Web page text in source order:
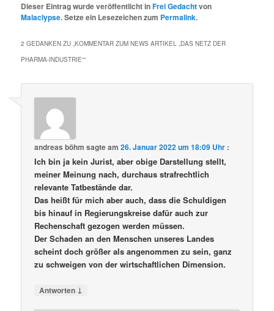
Dieser Eintrag wurde veröffentlicht inFrei Gedachtvon
Malaclypse. Setze ein Lesezeichen zum Permalink.
2 GEDANKEN ZU „KOMMENTAR ZUM NEWS ARTIKEL „DAS NETZ DER
PHARMA-INDUSTRIE““
andreas böhm sagte am26. Januar 2022 um 18:09 Uhr :
Ich bin ja kein Jurist, aber obige Darstellung stellt,
meiner Meinung nach, durchaus strafrechtlich
relevante Tatbestände dar.
Das heißt für mich aber auch, dass die Schuldigen
bis hinauf in Regierungskreise dafür auch zur
Rechenschaft gezogen werden müssen.
Der Schaden an den Menschen unseres Landes
scheint doch größer als angenommen zu sein, ganz
zu schweigen von der wirtschaftlichen Dimension.
Antworten ↓